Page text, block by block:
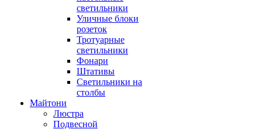
светильники
Уличные блоки
розеток
Тротуарные
светильники
Фонари
Штативы
Светильники на
столбы
Майтони
Люстра
Подвесной